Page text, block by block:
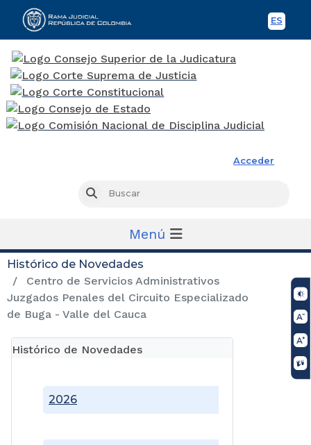
ES
Acceder
Buscar
Menú
Histórico de Novedades
Centro de Servicios Administrativos
Juzgados Penales del Circuito Especializado
de Buga - Valle del Cauca
Histórico de Novedades
2026